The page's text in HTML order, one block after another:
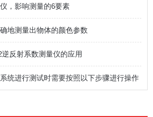
，影响测量的6要素
地测量出物体的颜色参数
逆反射系数测量仪的应用
统进行测试时需要按照以下步骤进行操作